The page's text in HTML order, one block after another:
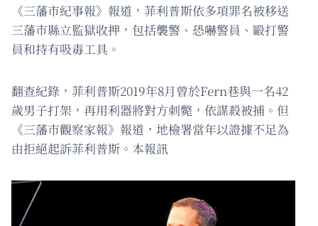
《三藩市紀事報》報道，菲利普斯依多項罪名被移送
三藩市縣立監獄收押，包括襲警、恐嚇警員、毆打警
員和持有吸毒工具。
翻查紀錄，菲利普斯2019年8月曾於Fern巷與一名42
歲男子打架，再用利器將對方刺斃，依謀殺被捕。但
《三藩市觀察家報》報道，地檢署當年以證據不足為
由拒絕起訴菲利普斯。本報訊